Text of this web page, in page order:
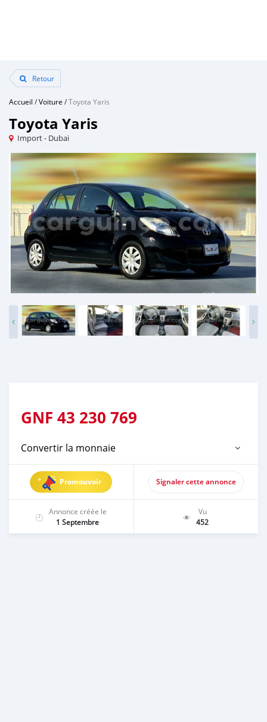
Retour
Accueil /Voiture /Toyota Yaris
Toyota Yaris
Import - Dubai
GNF 43 230 769
Convertir la monnaie
Promouvoir Signaler cette annonce
Annonce créée le
1 Septembre
Vu
452